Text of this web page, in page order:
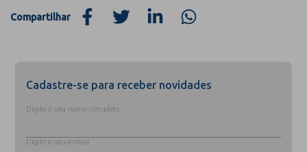
Compartilhar
Cadastre-se para receber novidades
Digite o seu nome completo
Digite o seu e-mail